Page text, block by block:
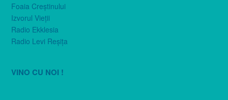
Foaia Creştinului
Izvorul Vieţii
Radio Ekklesia
Radio Levi Reşiţa
VINO CU NOI !